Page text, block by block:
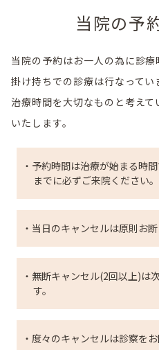
当院の予
当院の予約はお一人の為に診療
掛け持ちでの診療は行なってい
治療時間を大切なものと考え
いたします。
・予約時間は治療が始まる時
までに必ずご来院ください。
・当日のキャンセルは原則お断
・無断キャンセル(2回以上)は
す。
・度々のキャンセルは診察をお